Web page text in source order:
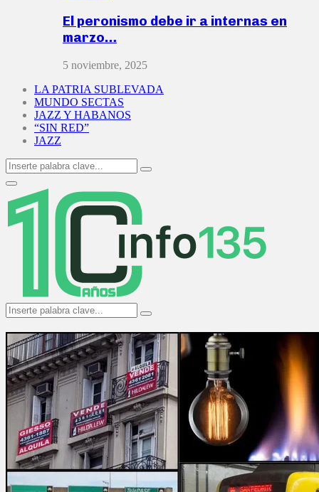
El peronismo debe ir a internas en
marzo…
5 noviembre, 2025
LA PATRIA SUBLEVADA
MUNDO SECTAS
JAZZ Y HABANOS
“SIN RED”
JAZZ
Search
for:
Search
Primary
Menu
Search
for:
Search